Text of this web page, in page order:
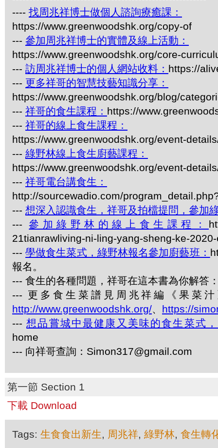
---- 找周兆祥博士做個人諮詢療癒課：
https://www.greenwoodshk.org/copy-of
--- 參加周兆祥博士的實體及線上活動：
https://www.greenwoodshk.org/core-
--- 訪周兆祥博士的個人網站收料： https://
--- 更多祥哥的智慧技藝知識分享：
https://www.greenwoodshk.org/blog/
--- 祥哥的食生課程： https://
--- 祥哥的線上食生課程：
https://www.greenwoodshk.org/event-
--- 綠野林線上食生廚藝課程：
https://www.greenwoodshk.org/event-
--- 祥哥電台講食生：
http://sourcewadio.com/
--- 想深入認識食生，祥哥及拍檔提問，參加
---參加綠野林的線上食生課程：
21tianrawliving-ni-ling-yang-sheng-ke-
---學做食生菜式，綠野林報名參加廚藝班：
報名。
--- 食生的各種問題，祥哥在這本書為你解答
--- 更多食生菜譜見周兆祥編《果菜
http://www.greenwoodshk.org/、 https://
---想品嘗城中最健康又美味的食生菜式
home
--- 向祥哥查詢：Simon317@gmail.com
第一節 Section 1
下載 Download
Tags: 生食食出新生, 周兆祥, 綠野林, 食生轉